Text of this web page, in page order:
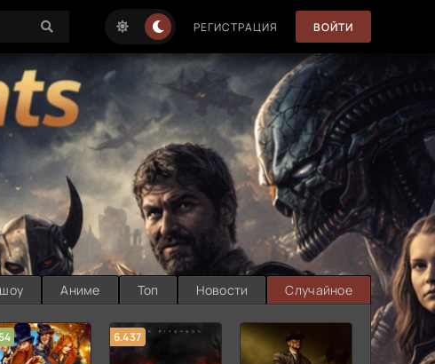
РЕГИСТРАЦИЯ ВОЙТИ
Аниме Топ Новости Случайное
6.437 7.187